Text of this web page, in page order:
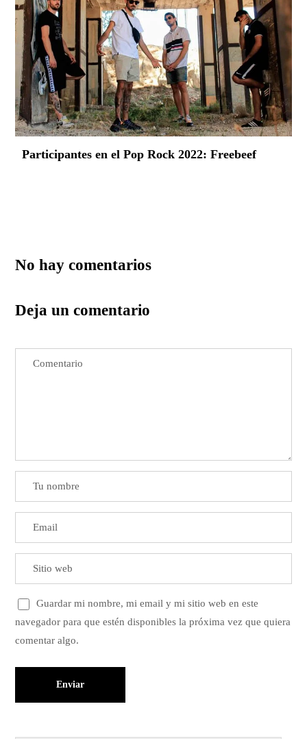
Participantes en el Pop Rock 2022: Freebeef
No hay comentarios
Deja un comentario
Guardar mi nombre, mi email y mi sitio web en este
navegador para que estén disponibles la próxima vez que quiera
comentar algo.